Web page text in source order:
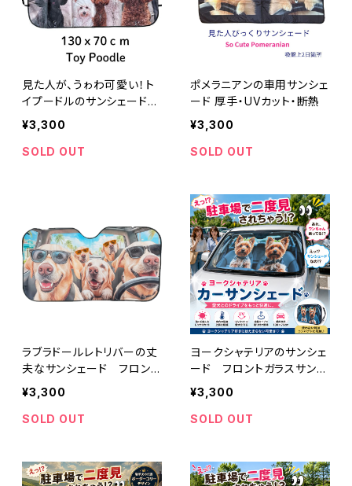
見た人が、うゎわ可愛い！ト
イプードルのサンシェード
フロントガラスサンシェード
¥3,300
SOLD OUT
ポメラニアンの車用サンシェ
ード 厚手・UVカット・断熱
¥3,300
SOLD OUT
ラブラドールレトリバーの丈
夫なサンシェード フロント
ガラスサンシェード
¥3,300
SOLD OUT
ヨークシャテリアのサンシェ
ード フロントガラスサンシ
ェード
¥3,300
SOLD OUT